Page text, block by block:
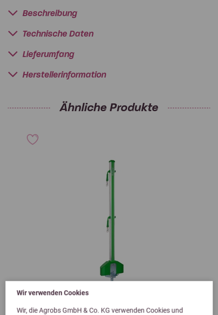
Wir verwenden Cookies
Wir, die Agrobs GmbH & Co. KG verwenden Cookies und
Beschreibung
Technische Daten
Lieferumfang
Herstellerinformation
Ähnliche Produkte
Previous